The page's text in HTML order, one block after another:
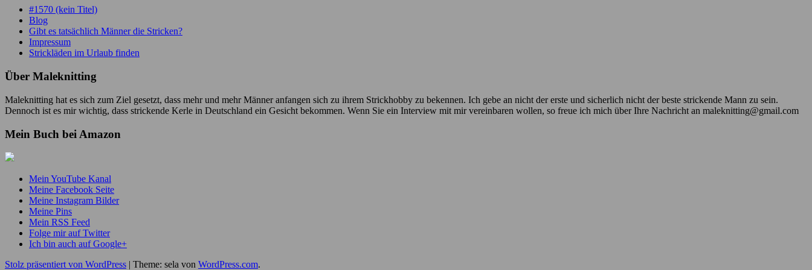
#1570 (kein Titel)
Blog
Gibt es tatsächlich Männer die Stricken?
Impressum
Strickläden im Urlaub finden
Über Maleknitting
Maleknitting hat es sich zum Ziel gesetzt, dass mehr und mehr Männer anfangen sich zu ihrem Strickhobby zu bekennen. Ich gebe an nicht der erste und sicherlich nicht der beste strickende Mann zu sein.
Dennoch ist es mir wichtig, dass strickende Kerle in Deutschland ein Gesicht bekommen. Wenn Sie ein Interview mit mir vereinbaren wollen, so freue ich mich über Ihre Nachricht an maleknitting@gmail.com
Mein Buch bei Amazon
Mein YouTube Kanal
Meine Facebook Seite
Meine Instagram Bilder
Meine Pins
Mein RSS Feed
Folge mir auf Twitter
Ich bin auch auf Google+
Stolz präsentiert von WordPress | Theme: sela von WordPress.com.